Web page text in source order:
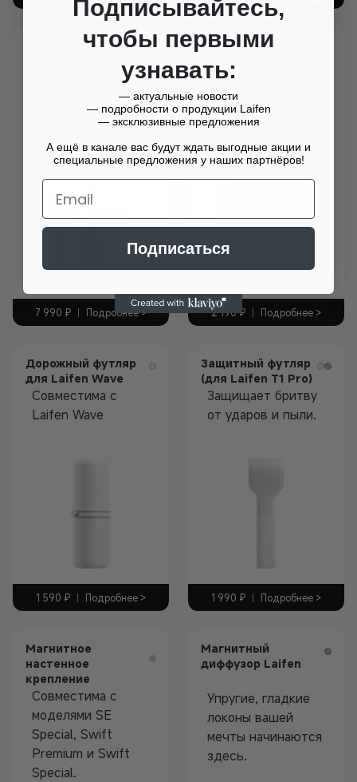
Laifen Wave
Удобная чистка,
сияющая улыбка
Электрическая
7 990 ₽ | Подробнее >
Дорожный кейс
Обеспечивает
безопасность и
чистоту бритвы.
2 190₽ | Подробнее >
Дорожный футляр
для Laifen Wave
Совместима с
Laifen Wave
1 590 ₽ | Подробнее >
Защитный футляр
(для Laifen T1 Pro)
Защищает бритву
от ударов и пыли.
1 990 ₽ | Подробнее >
Магнитное
настенное
крепление
Совместима с
моделями SE
Special, Swift
Premium и Swift
Special.
Магнитный
диффузор Laifen
Упругие, гладкие
локоны вашей
мечты начинаются
здесь.
Подписывайтесь,
чтобы первыми
узнавать:
— актуальные новости
— подробности о продукции Laifen
— эксклюзивные предложения
А ещё в канале вас будут ждать выгодные акции и
специальные предложения у наших партнёров!
Email
Подписаться